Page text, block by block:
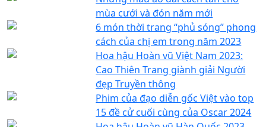
mùa cưới và đón năm mới
6 món thời trang “phủ sóng” phong
cách của chị em trong năm 2023
Hoa hậu Hoàn vũ Việt Nam 2023:
Cao Thiên Trang giành giải Người
đẹp Truyền thông
Phim của đạo diễn gốc Việt vào top
15 đề cử cuối cùng của Oscar 2024